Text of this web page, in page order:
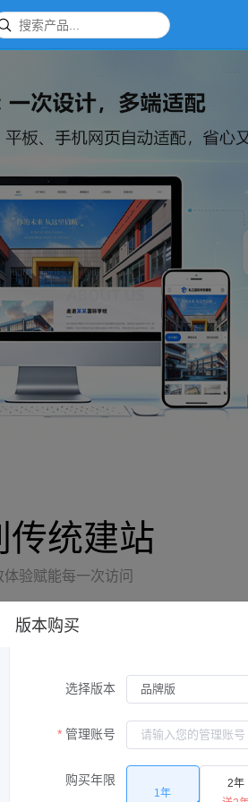
传统建站
体验赋能每一次访问
版本购买
选择版本
管理账号
购买年限
1年
2年